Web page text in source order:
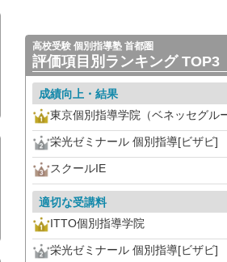
高校受験 個別指導塾 首都圏
評価項目別ランキング TOP3
成績向上・結果
東京個別指導学院（ベネッセグル
栄光ゼミナール 個別指導[ビザビ]
スクールIE
適切な受講料
ITTO個別指導学院
栄光ゼミナール 個別指導[ビザビ]